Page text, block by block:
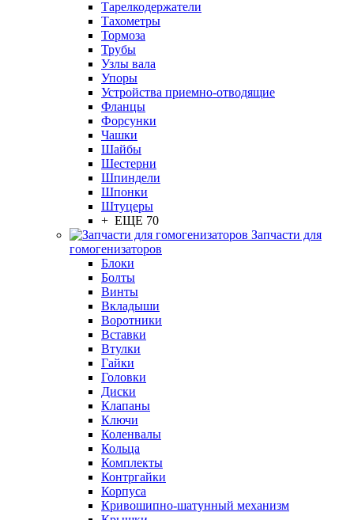
Тарелкодержатели
Тахометры
Тормоза
Трубы
Узлы вала
Упоры
Устройства приемно-отводящие
Фланцы
Форсунки
Чашки
Шайбы
Шестерни
Шпиндели
Шпонки
Штуцеры
+ ЕЩЕ 70
Запчасти для
гомогенизаторов
Блоки
Болты
Винты
Вкладыши
Воротники
Вставки
Втулки
Гайки
Головки
Диски
Клапаны
Ключи
Коленвалы
Кольца
Комплекты
Контргайки
Корпуса
Кривошипно-шатунный механизм